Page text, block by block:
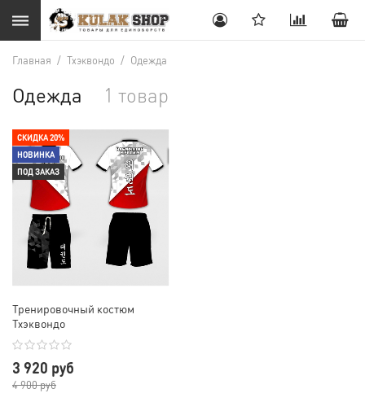
Главная / Тхэквондо / Одежда
Одежда 1 товар
СКИДКА 20%
НОВИНКА
ПОД ЗАКАЗ
Тренировочный костюм
Тхэквондо
3 920 руб
4 900 руб